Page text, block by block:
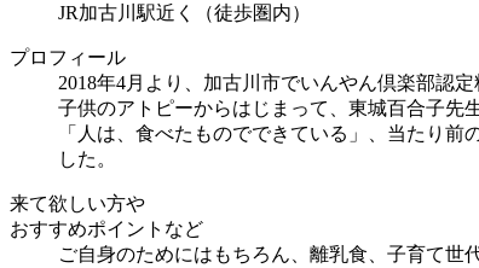
JR加古川駅近く（徒歩圏内）
プロフィール
2018年4月より、加古川市でいんやん倶楽部認定
子供のアトピーからはじまって、東城百合子先
「人は、食べたものでできている」、当たり
した。
来て欲しい方や
おすすめポイントなど
ご自身のためにはもちろん、離乳食、子育て世